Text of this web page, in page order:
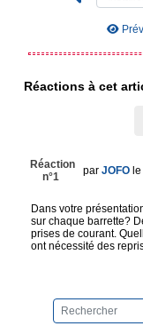
Réactions à cet
Réaction
n°1
par JOFO
Dans votre
sur chaque barrette?
prises de courant.
ont nécessité des